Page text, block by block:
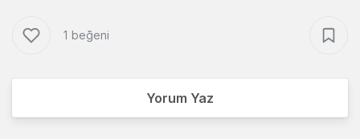
1 beğeni
Yorum Yaz